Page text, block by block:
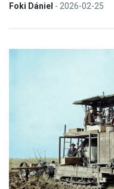
Foki Dániel - 2026-02-25